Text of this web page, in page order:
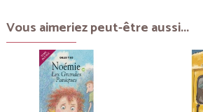
Vous aimeriez peut-être aussi...